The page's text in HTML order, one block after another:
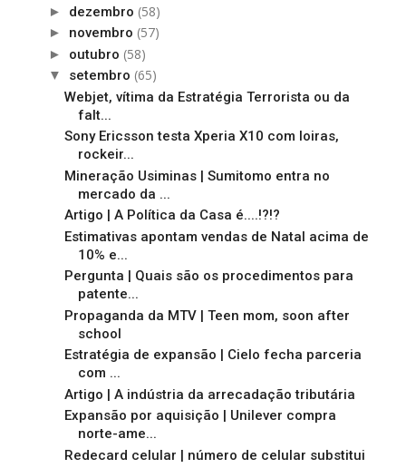
► dezembro (58)
► novembro (57)
► outubro (58)
▼ setembro (65)
Webjet, vítima da Estratégia Terrorista ou da
falt...
Sony Ericsson testa Xperia X10 com loiras,
rockeir...
Mineração Usiminas | Sumitomo entra no
mercado da ...
Artigo | A Política da Casa é....!?!?
Estimativas apontam vendas de Natal acima de
10% e...
Pergunta | Quais são os procedimentos para
patente...
Propaganda da MTV | Teen mom, soon after
school
Estratégia de expansão | Cielo fecha parceria
com ...
Artigo | A indústria da arrecadação tributária
Expansão por aquisição | Unilever compra
norte-ame...
Redecard celular | número de celular substitui